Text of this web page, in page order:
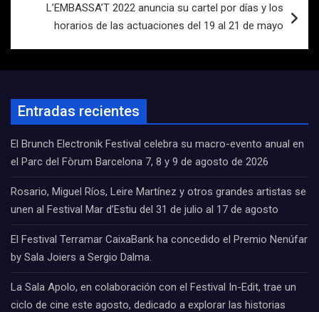
L’EMBASSA’T 2022 anuncia su cartel por días y los
horarios de las actuaciones del 19 al 21 de mayo
Entradas recientes
El Brunch Electronik Festival celebra su macro-evento anual en
el Parc del Fòrum Barcelona 7, 8 y 9 de agosto de 2026
Rosario, Miguel Ríos, Leire Martínez y otros grandes artistas se
unen al Festival Mar d’Estiu del 31 de julio al 17 de agosto
El Festival Terramar CaixaBank ha concedido el Premio Nenúfar
by Sala Joiers a Sergio Dalma.
La Sala Apolo, en colaboración con el Festival In-Edit, trae un
ciclo de cine este agosto, dedicado a explorar las historias